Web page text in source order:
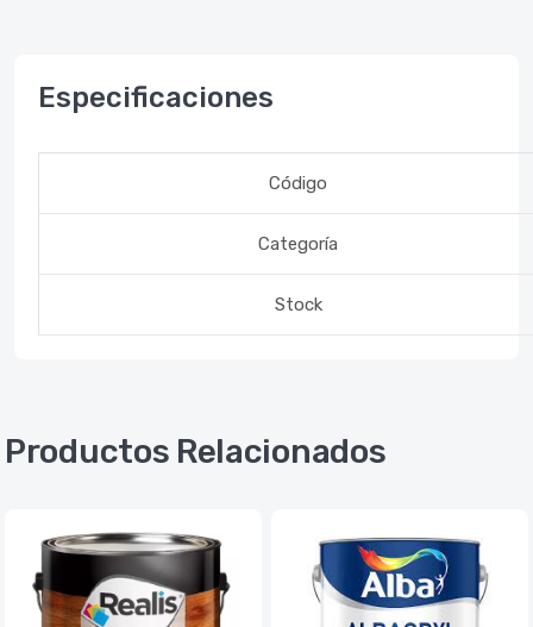
Especificaciones
Código
Categoría
Stock
Productos Relacionados